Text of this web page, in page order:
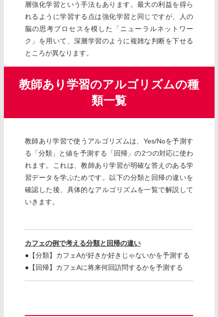
層強化学習という手法もあります。最大の利益を得ら
れるように学習する点は強化学習と同じですが、人の
脳の思考プロセスを模した「ニューラルネットワー
ク」を用いて、深層学習のように複雑な判断を下せる
ところが異なります。
教師あり学習のアルゴリズムの種
類一覧
教師あり学習で使うアルゴリズムは、Yes/Noを予測す
る「分類」と値を予測する「回帰」の2つの対応に使わ
れます。これは、教師あり学習が明確な答えのある学
習データを学ぶためです。以下の分類と回帰の違いを
確認した後、具体的なアルゴリズムを一覧で解説して
いきます。
カフェの例で考える分類と回帰の違い
●【分類】カフェAが好きか好きじゃないかを予測する
●【回帰】カフェAに将来何回訪問するかを予測する